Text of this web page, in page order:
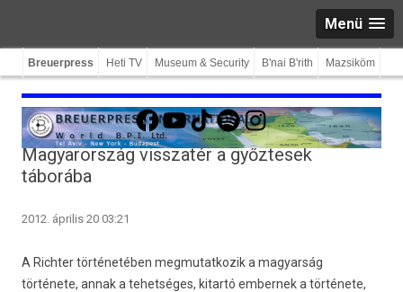
Menü
Breuerpress Heti TV Museum & Security B'nai B'rith Mazsiköm
Facebook
YouTube
TikTokSpotifyInstagram
Magyarország visszatér a győztesek
táborába
2012. április 20 03:21
A Richter történetében megmutatkozik a magyarság
története, annak a tehetséges, kitartó embernek a története,